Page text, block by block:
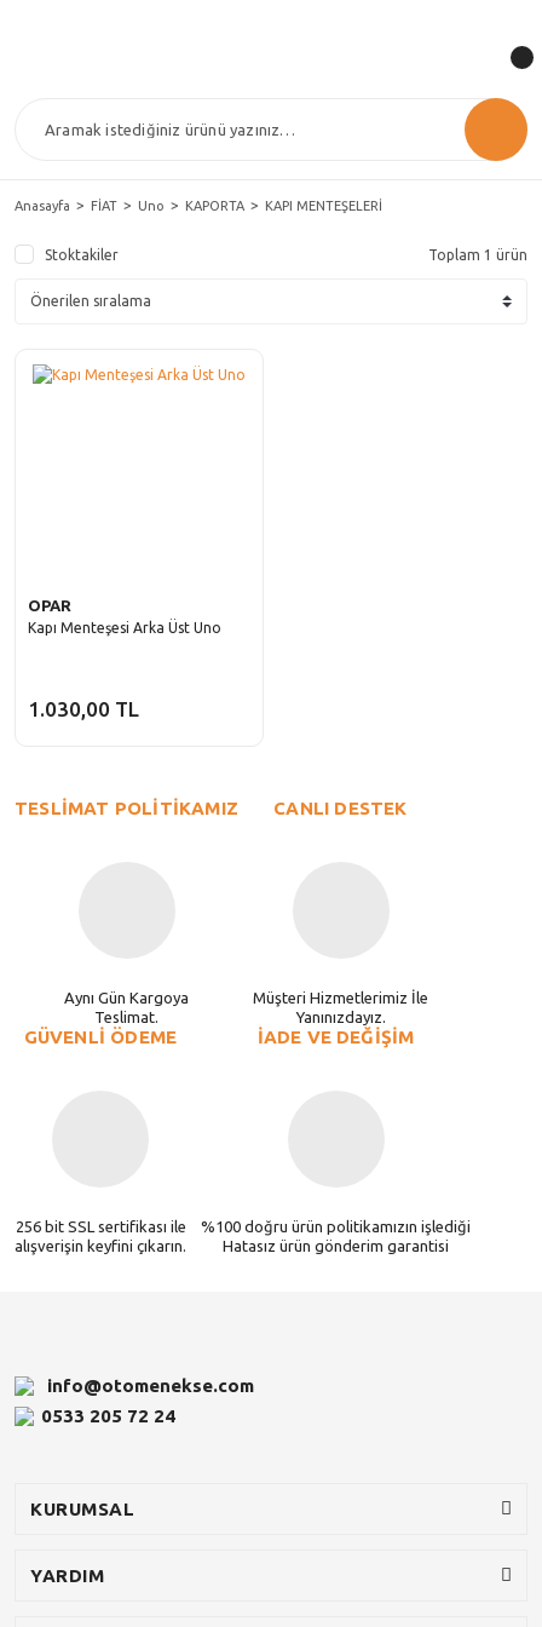
Anasayfa FİAT Uno KAPORTA KAPI MENTEŞELERİ
Stoktakiler Toplam 1 ürün
OPAR
Kapı Menteşesi Arka Üst Uno
1.030,00 TL
TESLİMAT POLİTİKAMIZ
Aynı Gün Kargoya
Teslimat.
CANLI DESTEK
Müşteri Hizmetlerimiz İle
Yanınızdayız.
GÜVENLİ ÖDEME
256 bit SSL sertifikası ile
alışverişin keyfini çıkarın.
İADE VE DEĞİŞİM
%100 doğru ürün politikamızın işlediği
Hatasız ürün gönderim garantisi
info@otomenekse.com
0533 205 72 24
KURUMSAL
YARDIM